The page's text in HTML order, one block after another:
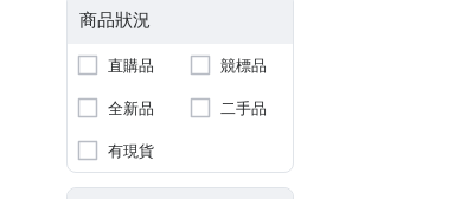
商品狀況
直購品
競標品
全新品
二手品
有現貨